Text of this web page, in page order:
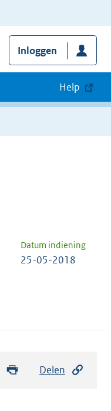
Inloggen
Help
Datum indiening
25-05-2018
Delen